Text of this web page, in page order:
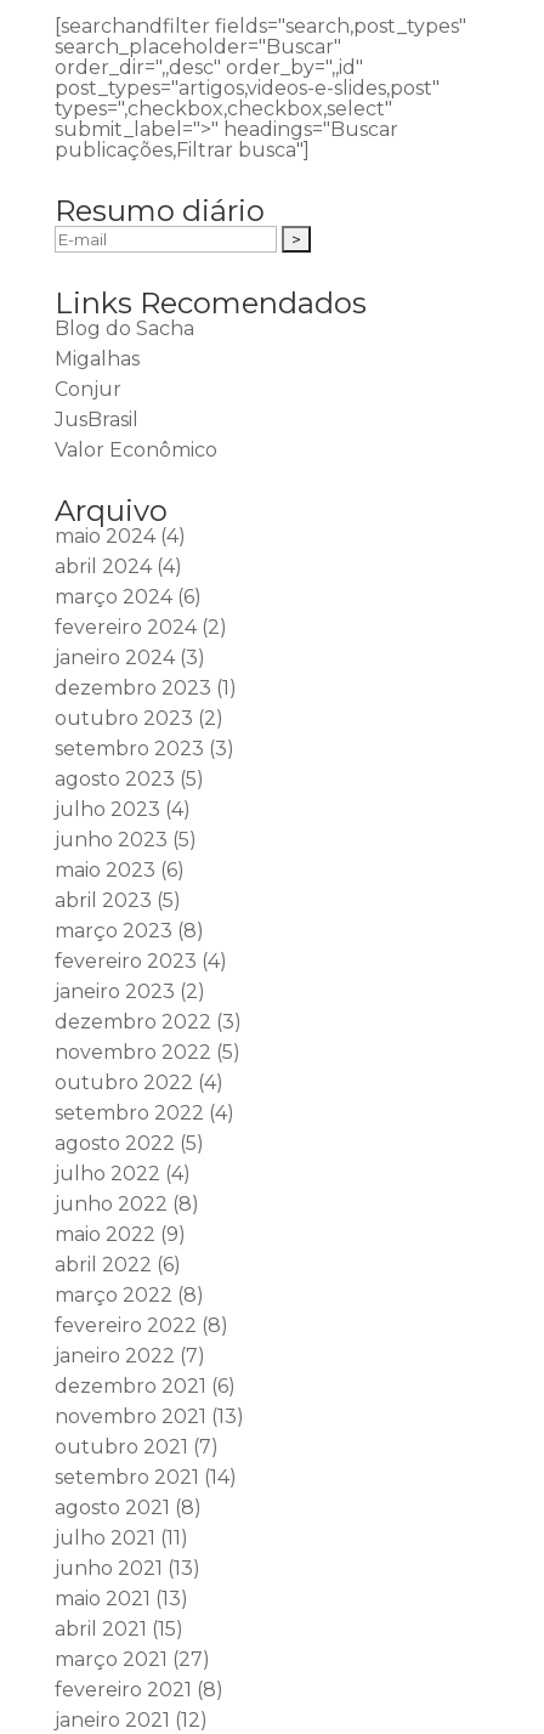
[searchandfilter fields="search,post_types"
search_placeholder="Buscar"
order_dir=",,desc" order_by=",,id"
post_types="artigos,videos-e-slides,post"
types=",checkbox,checkbox,select"
submit_label=">" headings="Buscar
publicações,Filtrar busca"]
Resumo diário
Links Recomendados
Blog do Sacha
Migalhas
Conjur
JusBrasil
Valor Econômico
Arquivo
maio 2024(4)
abril 2024(4)
março 2024(6)
fevereiro 2024(2)
janeiro 2024(3)
dezembro 2023 (1)
outubro 2023 (2)
setembro 2023 (3)
agosto 2023 (5)
julho 2023 (4)
junho 2023 (5)
maio 2023 (6)
abril 2023 (5)
março 2023 (8)
fevereiro 2023 (4)
janeiro 2023 (2)
dezembro 2022 (3)
novembro 2022 (5)
outubro 2022 (4)
setembro 2022 (4)
agosto 2022 (5)
julho 2022 (4)
junho 2022 (8)
maio 2022 (9)
abril 2022 (6)
março 2022 (8)
fevereiro 2022 (8)
janeiro 2022 (7)
dezembro 2021 (6)
novembro 2021 (13)
outubro 2021 (7)
setembro 2021 (14)
agosto 2021 (8)
julho 2021 (11)
junho 2021 (13)
maio 2021 (13)
abril 2021 (15)
março 2021 (27)
fevereiro 2021 (8)
janeiro 2021 (12)